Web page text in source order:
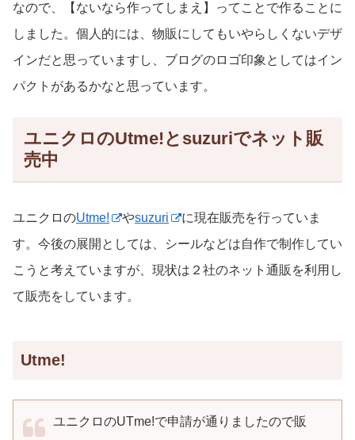
なので、【ないなら作ってしまえ】ってことで作ることに
しました。個人的には、物販にしてもいやらしくないデザ
インだと思っていますし、ブログのロゴ印象としてはイン
パクトがあるかなと思っています。
ユニクロのUtme!とsuzuriでネット販
売中
ユニクロのUtme! やsuzuri
に現在販売を行っていま
す。今後の展開としては、シールなどは自作で制作してい
こうと考えていますが、現状は２社のネット通販を利用し
て販売をしています。
Utme!
ユニクロのUTme!で申請が通りましたので販